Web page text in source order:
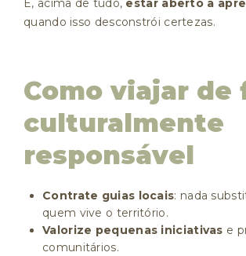
E, acima de tudo, estar aberto a
quando isso desconstrói certezas.
Como viajar de
culturalmente
responsável
Contrate guias locais: nada
quem vive o território.
Valorize pequenas iniciativas e
comunitários.